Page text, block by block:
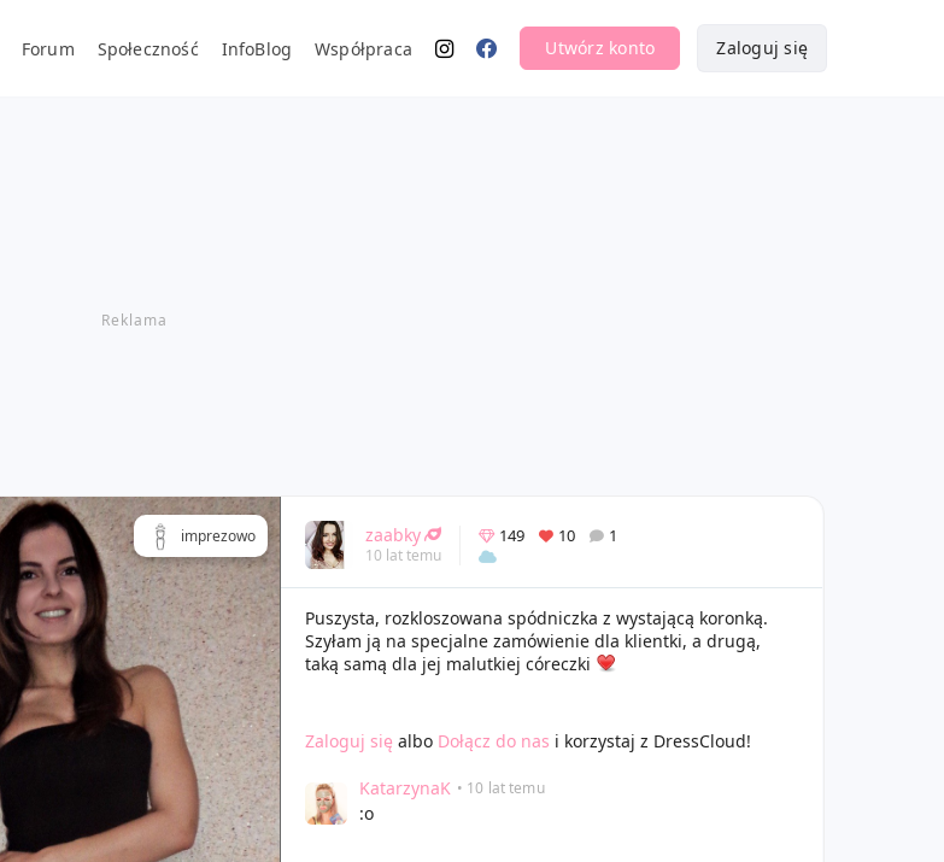
Forum Społeczność InfoBlog Współpraca Utwórz konto Zaloguj się
imprezowo zaabky
10 lat temu
149 10 1
Puszysta, rozkloszowana spódniczka z wystającą koronką.
Szyłam ją na specjalne zamówienie dla klientki, a drugą,
taką samą dla jej malutkiej córeczki
Zaloguj się albo Dołącz do nas i korzystaj z DressCloud!
KatarzynaK • 10 lat temu
:o